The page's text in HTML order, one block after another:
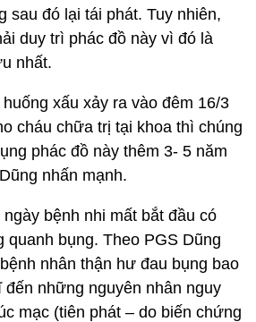
sau đó lại tái phát. Tuy nhiên,
duy trì phác đồ này vì đó là
nhất.
xấu xảy ra vào đêm 16/3
cháu chữa trị tại khoa thì chúng
phác đồ này thêm 3- 5 năm
nhấn mạnh.
bệnh nhi mất bắt đầu có
quanh bụng. Theo PGS Dũng
nhân thận hư đau bụng bao
những nguyên nhân nguy
mạc (tiên phát – do biến chứng